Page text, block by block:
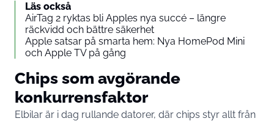
Läs också
AirTag 2 ryktas bli Apples nya succé – längre
räckvidd och bättre säkerhet
Apple satsar på smarta hem: Nya HomePod Mini
och Apple TV på gång
Chips som avgörande
konkurrensfaktor
Elbilar är i dag rullande datorer, där chips styr allt från